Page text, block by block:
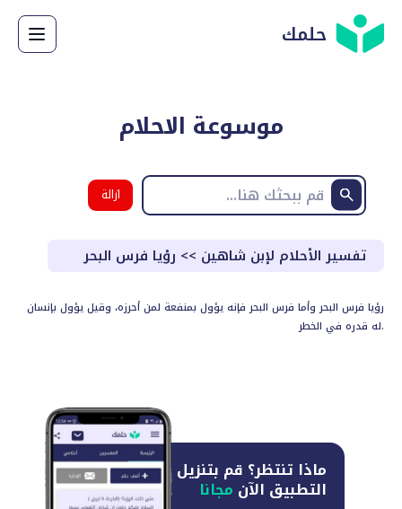
حلمك
موسوعة الاحلام
ازالة
البحث
تفسير الأحلام لإبن شاهين >> رؤيا فرس البحر
رؤيا فرس البحر وأما فرس البحر فإنه يؤول بمنفعة لمن أحرزه، وقيل يؤول بإنسان
له قدره في الخطر.
ماذا تنتظر؟ قم بتنزيل
التطبيق الآن مجانا